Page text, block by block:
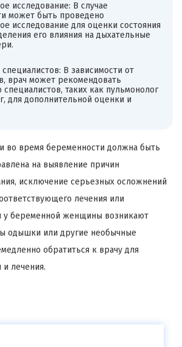
исследование: В случае
может быть проведено
исследование для оценки состояния
его влияния на дыхательные
специалистов: В зависимости от
врач может рекомендовать
специалистов, таких как пульмонолог
для дополнительной оценки и
во время беременности должна быть
на выявление причин
исключение серьезных осложнений
лечения или
у беременной женщины возникают
одышки или другие необычные
обратиться к врачу для
лечения.